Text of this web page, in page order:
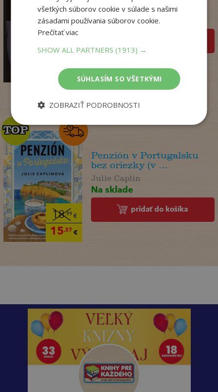
14
4,95
Na sklade
18,99 €
15,57 €
TOP
TOP
Penzión v Portugalsku
bez oriezky (v ...
Julie Caplin
Na sklade
pridať do košíka
všetkých súborov cookie v súlade s našimi
zásadami používania súborov cookie.
Prečítať viac
SHOW ALL PARTNERS(1913) →
SÚHLASÍM SO VŠETKÝMI
ZOBRAZIŤ PODROBNOSTI